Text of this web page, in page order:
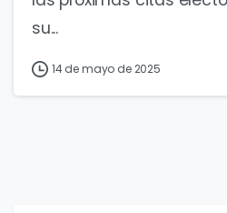
su...
14 de mayo de 2025